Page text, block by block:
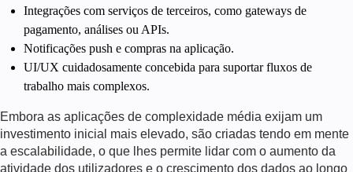
Integrações com serviços de terceiros, como gateways de
pagamento, análises ou APIs.
Notificações push e compras na aplicação.
UI/UX cuidadosamente concebida para suportar fluxos de
trabalho mais complexos.
Embora as aplicações de complexidade média exijam um
investimento inicial mais elevado, são criadas tendo em mente
a escalabilidade, o que lhes permite lidar com o aumento da
atividade dos utilizadores e o crescimento dos dados ao longo